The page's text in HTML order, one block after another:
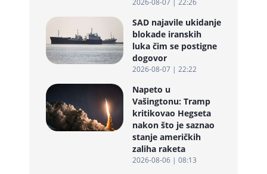
2026-08-07 | 22:26
SAD najavile ukidanje
blokade iranskih
luka čim se postigne
dogovor
2026-08-07 | 22:22
Napeto u
Vašingtonu: Tramp
kritikovao Hegseta
nakon što je saznao
stanje američkih
zaliha raketa
2026-08-06 | 08:13